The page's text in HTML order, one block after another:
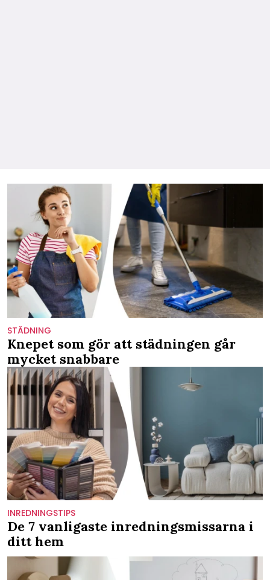
STÄDNING
Knepet som gör att städningen går
mycket snabbare
INREDNINGSTIPS
De 7 vanligaste inredningsmissarna i
ditt hem